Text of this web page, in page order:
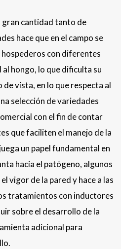
gran cantidad tanto de
hace que en el campo se
con diferentes
hongo, lo que dificulta su
vista, en lo que respecta al
selección de variedades
con el fin de contar
que faciliten el manejo de la
un papel fundamental en
hacia el patógeno, algunos
vigor de la pared y hace a las
tratamientos con inductores
sobre el desarrollo de la
adicional para